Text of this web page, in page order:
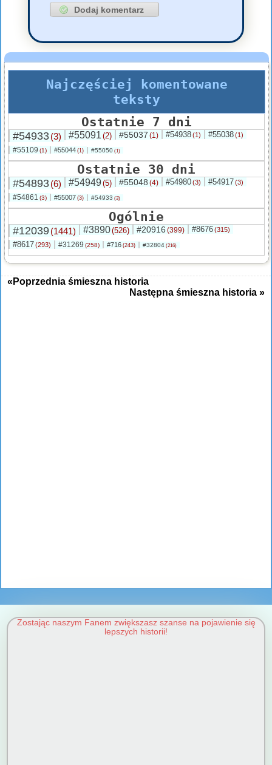
Najczęściej komentowane
teksty
Ostatnie 7 dni
#54933(3) #55091 (2) #55037 (1) #54938(1) #55038(1)
#55109 (1) #55044 (1) #55050 (1)
Ostatnie 30 dni
#54893(6) #54949(5) #55048 (4) #54980(3) #54917(3)
#54861 (3) #55007 (3) #54933 (3)
Ogólnie
#12039(1441) #3890(526) #20916 (399) #8676(315)
#8617(293) #31269 (258) #716 (243) #32804 (216)
«Poprzednia śmieszna historia
Następna śmieszna historia »
Zostając naszym Fanem zwiększasz szanse na pojawienie się
lepszych historii!